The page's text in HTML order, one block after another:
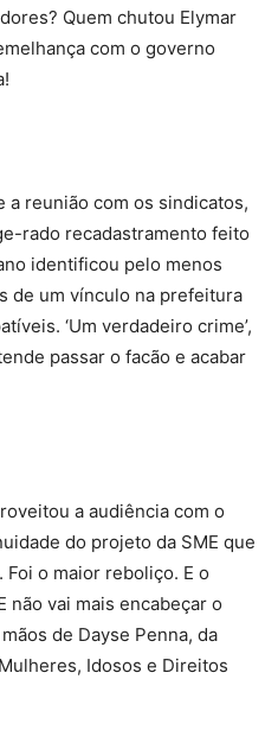
Quem chutou Elymar
com o governo
a reunião com os sindicatos,
rado recadastramento feito
identificou pelo menos
de um vínculo na prefeitura
‘Um verdadeiro crime’,
passar o facão e acabar
a audiência com o
do projeto da SME que
o maior reboliço. E o
não vai mais encabeçar o
de Dayse Penna, da
Idosos e Direitos